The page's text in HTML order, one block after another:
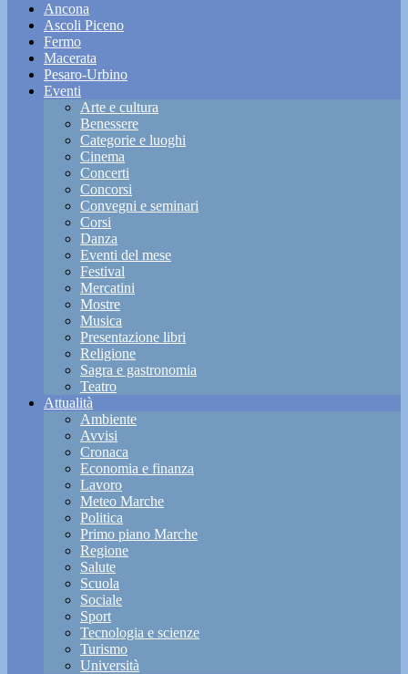
Ancona
Ascoli Piceno
Fermo
Macerata
Pesaro-Urbino
Eventi
Arte e cultura
Benessere
Categorie e luoghi
Cinema
Concerti
Concorsi
Convegni e seminari
Corsi
Danza
Eventi del mese
Festival
Mercatini
Mostre
Musica
Presentazione libri
Religione
Sagra e gastronomia
Teatro
Attualità
Ambiente
Avvisi
Cronaca
Economia e finanza
Lavoro
Meteo Marche
Politica
Primo piano Marche
Regione
Salute
Scuola
Sociale
Sport
Tecnologia e scienze
Turismo
Università